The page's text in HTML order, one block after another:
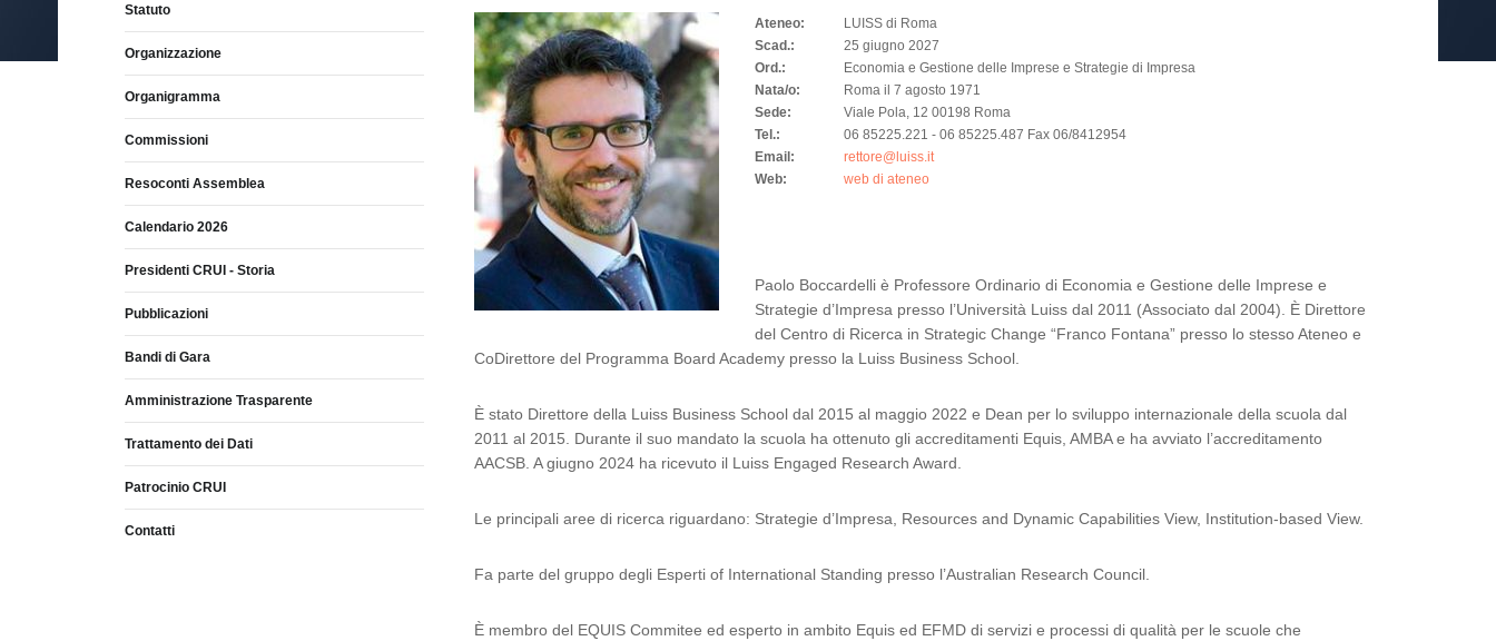
Ateneo:
LUISS di Roma
Scad.:
25 giugno 2027
Ord.:
Economia e Gestione delle Imprese e Strategie di Impresa
Nata/o:
Roma il 7 agosto 1971
Sede:
Viale Pola, 12 00198 Roma
Tel.:
06 85225.221 - 06 85225.487 Fax 06/8412954
Email:
rettore@luiss.it
Web:
web di ateneo
Paolo Boccardelli è Professore Ordinario di Economia e Gestione delle Imprese e
Strategie d’Impresa presso l’Università Luiss dal 2011 (Associato dal 2004). È Direttore
del Centro di Ricerca in Strategic Change “Franco Fontana” presso lo stesso Ateneo e
CoDirettore del Programma Board Academy presso la Luiss Business School.
È stato Direttore della Luiss Business School dal 2015 al maggio 2022 e Dean per lo sviluppo internazionale della scuola dal
2011 al 2015. Durante il suo mandato la scuola ha ottenuto gli accreditamenti Equis, AMBA e ha avviato l’accreditamento
AACSB. A giugno 2024 ha ricevuto il Luiss Engaged Research Award.
Le principali aree di ricerca riguardano: Strategie d’Impresa, Resources and Dynamic Capabilities View, Institution-based View.
Fa parte del gruppo degli Esperti of International Standing presso l’Australian Research Council.
È membro del EQUIS Commitee ed esperto in ambito Equis ed EFMD di servizi e processi di qualità per le scuole che
Statuto
Organizzazione
Organigramma
Commissioni
Resoconti Assemblea
Calendario 2026
Presidenti CRUI - Storia
Pubblicazioni
Bandi di Gara
Amministrazione Trasparente
Trattamento dei Dati
Patrocinio CRUI
Contatti